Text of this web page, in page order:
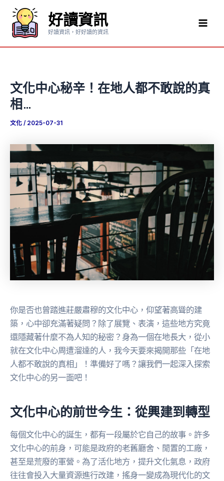
要
好讀資訊
好讀資訊，好好讀的資訊
文化中心秘辛！在地人都不敢說的真
相…
文化 / 2025-07-31
你是否也曾踏進莊嚴肅穆的文化中心，仰望著高聳的建
築，心中卻充滿著疑問？除了展覽、表演，這些地方究竟
還隱藏著什麼不為人知的秘密？身為一個在地長大，從小
就在文化中心周遭溜達的人，我今天要來揭開那些「在地
人都不敢說的真相」！準備好了嗎？讓我們一起深入探索
文化中心的另一面吧！
文化中心的前世今生：從興建到轉型
每個文化中心的誕生，都有一段屬於它自己的故事。許多
文化中心的前身，可能是政府的老舊廳舍、閒置的工廠，
甚至是荒廢的軍營。為了活化地方，提升文化氣息，政府
往往會投入大量資源進行改建，搖身一變成為現代化的文